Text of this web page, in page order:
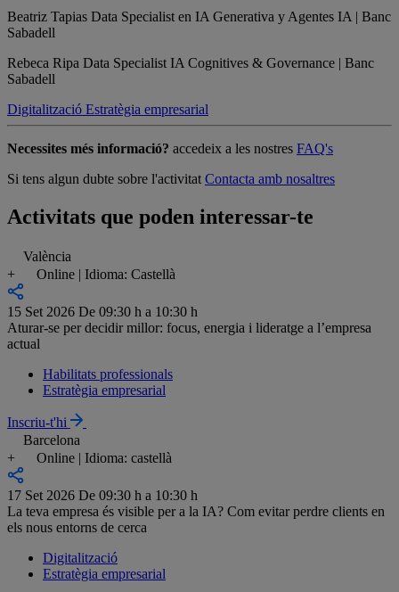
Beatriz Tapias Data Specialist en IA Generativa y Agentes IA | Banc
Sabadell
Rebeca Ripa Data Specialist IA Cognitives & Governance | Banc
Sabadell
Digitalització Estratègia empresarial
Necessites més informació? accedeix a les nostres FAQ's
Si tens algun dubte sobre l'activitat Contacta amb nosaltres
Activitats que poden interessar-te
València
+
Online | Idioma: Castellà
15 Set 2026 De 09:30 h a 10:30 h
Aturar-se per decidir millor: focus, energia i lideratge a l’empresa
actual
Habilitats professionals
Estratègia empresarial
Inscriu-t'hi
Barcelona
+
Online | Idioma: castellà
17 Set 2026 De 09:30 h a 10:30 h
La teva empresa és visible per a la IA? Com evitar perdre clients en
els nous entorns de cerca
Digitalització
Estratègia empresarial